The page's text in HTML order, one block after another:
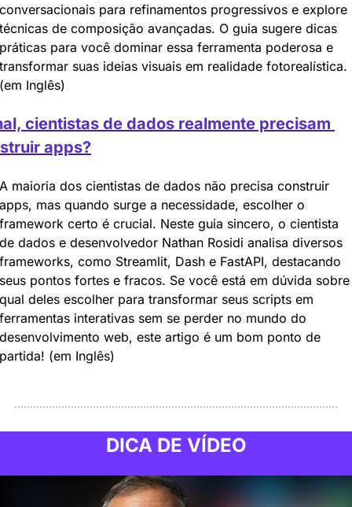
conversacionais para refinamentos progressivos e explore
técnicas de composição avançadas. O guia sugere dicas
práticas para você dominar essa ferramenta poderosa e
transformar suas ideias visuais em realidade fotorealística.
(em Inglês)
cientistas de dados realmente precisam
apps?
A maioria dos cientistas de dados não precisa construir
apps, mas quando surge a necessidade, escolher o
framework certo é crucial. Neste guia sincero, o cientista
de dados e desenvolvedor Nathan Rosidi analisa diversos
frameworks, como Streamlit, Dash e FastAPI, destacando
seus pontos fortes e fracos. Se você está em dúvida sobre
qual deles escolher para transformar seus scripts em
ferramentas interativas sem se perder no mundo do
desenvolvimento web, este artigo é um bom ponto de
partida! (em Inglês)
DICA DE VÍDEO